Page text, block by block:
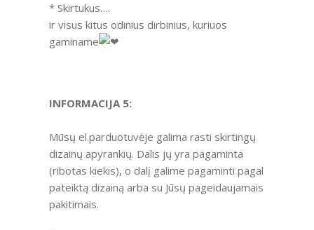
* Skirtukus….
ir visus kitus odinius dirbinius, kuriuos
gaminame
INFORMACIJA 5:
Mūsų el.parduotuvėje galima rasti skirtingų
dizainų apyrankių. Dalis jų yra pagaminta
(ribotas kiekis), o dalį galime pagaminti pagal
pateiktą dizainą arba su Jūsų pageidaujamais
pakitimais.